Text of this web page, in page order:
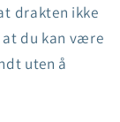
drakten ikke
du kan være
uten å